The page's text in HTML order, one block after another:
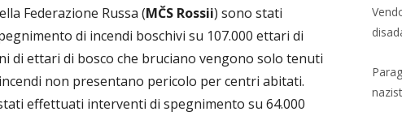
Federazione Russa (MČS Rossii) sono stati
di incendi boschivi su 107.000 ettari di
di ettari di bosco che bruciano vengono solo tenuti
non presentano pericolo per centri abitati.
effettuati interventi di spegnimento su 64.000